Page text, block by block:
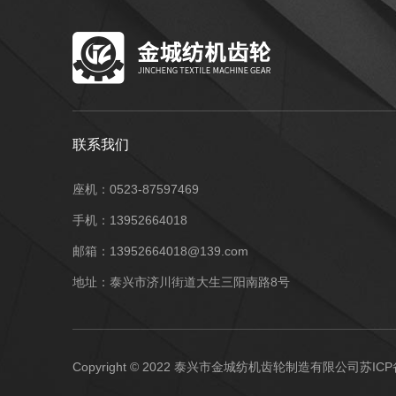
联系我们
座机：0523-87597469
手机：13952664018
邮箱：13952664018@139.com
地址：泰兴市济川街道大生三阳南路8号
Copyright © 2022 泰兴市金城纺机齿轮制造有限公司苏